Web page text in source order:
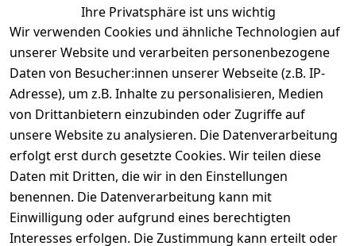
Kundenbewertungen
Durchschnittliche Bewertung
0
Basierend auf 0 Bewertung(en)
Bewertung abgeben
5
( 0 )
4
( 0 )
3
( 0 )
Ihre Privatsphäre ist uns wichtig
Wir verwenden Cookies und ähnliche Technologien auf
unserer Website und verarbeiten personenbezogene
Daten von Besucher:innen unserer Webseite (z.B. IP-
Adresse), um z.B. Inhalte zu personalisieren, Medien
von Drittanbietern einzubinden oder Zugriffe auf
unsere Website zu analysieren. Die Datenverarbeitung
erfolgt erst durch gesetzte Cookies. Wir teilen diese
Daten mit Dritten, die wir in den Einstellungen
benennen. Die Datenverarbeitung kann mit
Einwilligung oder aufgrund eines berechtigten
Interesses erfolgen. Die Zustimmung kann erteilt oder